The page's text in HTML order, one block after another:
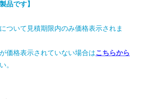
品です】
ついて見積期限内のみ価格表示されま
価格表示されていない場合はこちらから
。